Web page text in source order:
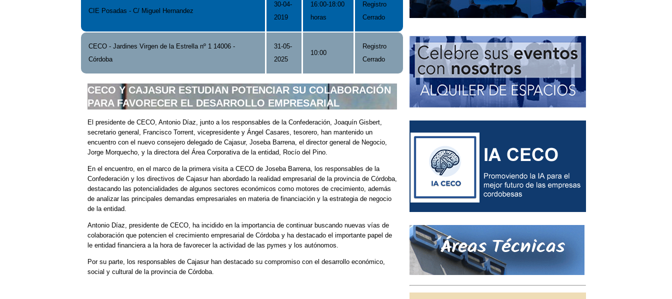
CIE Posadas - C/ Miguel Hernandez
30-04-
2019
16:00-18:00
horas
Registro
Cerrado
CECO - Jardines Virgen de la Estrella nº 1 14006 -
Córdoba
31-05-
2025
10:00
Registro
Cerrado
CECO Y CAJASUR ESTUDIAN POTENCIAR SU COLABORACIÓN
PARA FAVORECER EL DESARROLLO EMPRESARIAL
El presidente de CECO, Antonio Díaz, junto a los responsables de la Confederación, Joaquín Gisbert,
secretario general, Francisco Torrent, vicepresidente y Ángel Casares, tesorero, han mantenido un
encuentro con el nuevo consejero delegado de Cajasur, Joseba Barrena, el director general de Negocio,
Jorge Morquecho, y la directora del Área Corporativa de la entidad, Rocío del Pino.
En el encuentro, en el marco de la primera visita a CECO de Joseba Barrena, los responsables de la
Confederación y los directivos de Cajasur han abordado la realidad empresarial de la provincia de Córdoba,
destacando las potencialidades de algunos sectores económicos como motores de crecimiento, además
de analizar las principales demandas empresariales en materia de financiación y la estrategia de negocio
de la entidad.
Antonio Díaz, presidente de CECO, ha incidido en la importancia de continuar buscando nuevas vías de
colaboración que potencien el crecimiento empresarial de Córdoba y ha destacado el importante papel de
le entidad financiera a la hora de favorecer la actividad de las pymes y los autónomos.
Por su parte, los responsables de Cajasur han destacado su compromiso con el desarrollo económico,
social y cultural de la provincia de Córdoba.